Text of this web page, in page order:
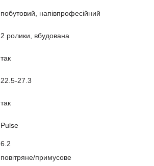
побутовий, напівпрофесійний
2 ролики, вбудована
так
22.5-27.3
так
Pulse
6.2
повітряне/примусове